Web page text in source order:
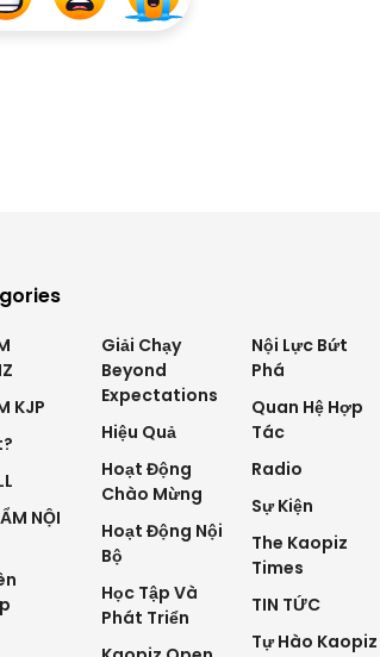
KJP
NỘI
Giải Chạy
Beyond
Expectations
Hiệu Quả
Hoạt Động
Chào Mừng
Hoạt Động Nội
Bộ
Học Tập Và
Phát Triển
Nội Lực Bứt
Phá
Quan Hệ Hợp
Tác
Radio
Sự Kiện
The Kaopiz
Times
TIN TỨC
Tự Hào Kaopiz